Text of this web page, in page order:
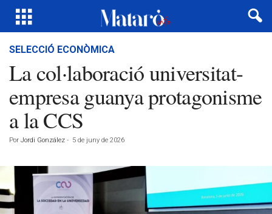
SELECCIÓ ECONÒMICA
La col·laboració universitat-
empresa guanya protagonisme
a la CCS
Por Jordi González - 5 de juny de 2026